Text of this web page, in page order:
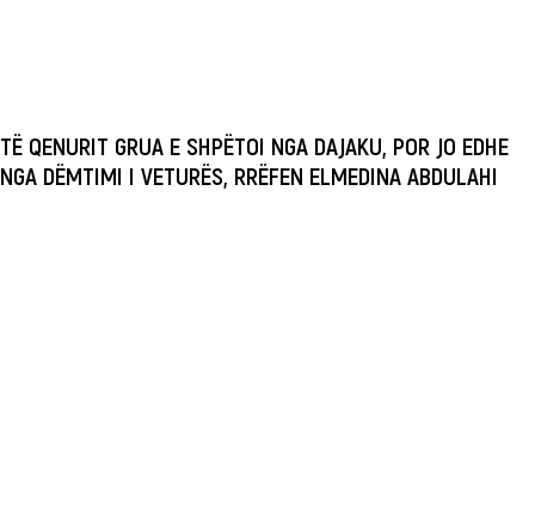
TË QENURIT GRUA E SHPËTOI NGA DAJAKU, POR JO EDHE
NGA DËMTIMI I VETURËS, RRËFEN ELMEDINA ABDULAHI